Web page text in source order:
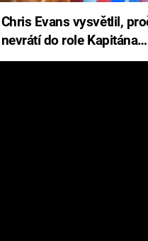
Chris Evans vysvětlil,
nevrátí do role Kapitána
Ameriky